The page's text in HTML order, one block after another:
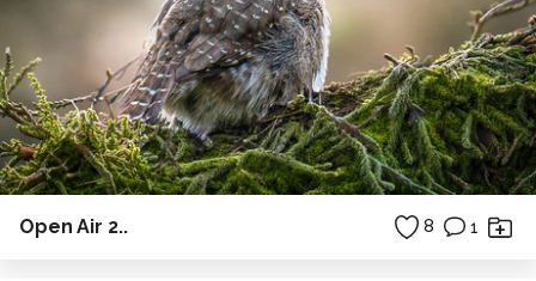
Open Air 2.. 8 1